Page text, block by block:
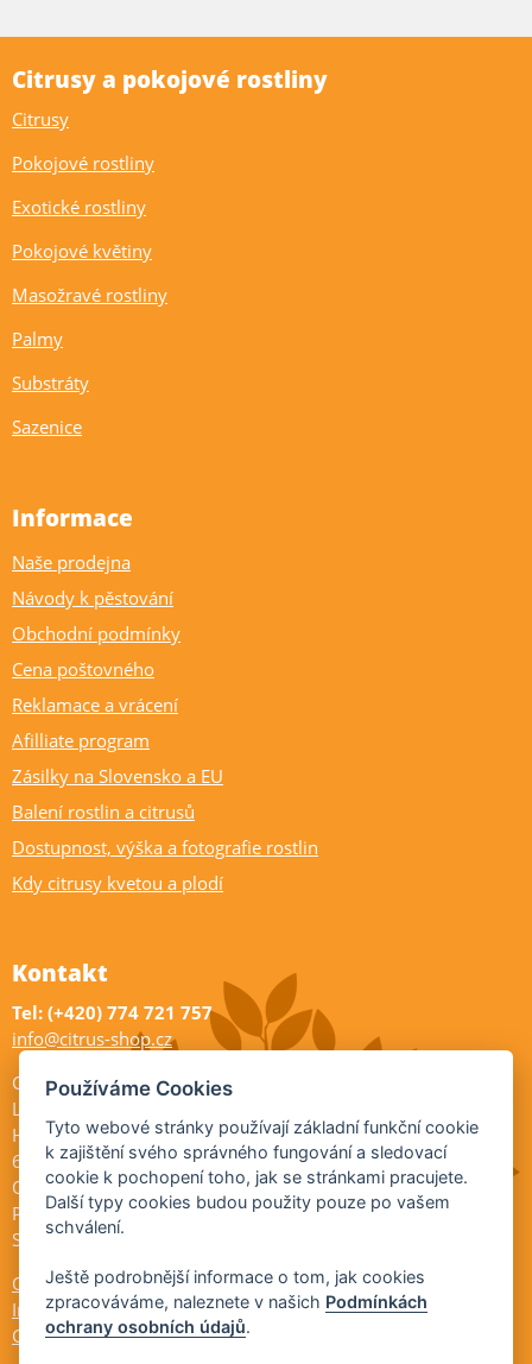
Citrusy a pokojové rostliny
Citrusy
Pokojové rostliny
Exotické rostliny
Pokojové květiny
Masožravé rostliny
Palmy
Substráty
Sazenice
Informace
Naše prodejna
Návody k pěstování
Obchodní podmínky
Cena poštovného
Reklamace a vrácení
Afilliate program
Zásilky na Slovensko a EU
Balení rostlin a citrusů
Dostupnost, výška a fotografie rostlin
Kdy citrusy kvetou a plodí
Kontakt
Tel: (+420) 774 721 757
info@citrus-shop.cz
Citrus shop zahradnictví
Legionářů 2
Hodonín
695 01
Otevřeno:
Po-Pá 9-17
So 9-11:30
Ochrana osobních údajů
Informace ÚKZÚZ
Cookies
Používáme Cookies
Tyto webové stránky používají základní funkční cookie
k zajištění svého správného fungování a sledovací
cookie k pochopení toho, jak se stránkami pracujete.
Další typy cookies budou použity pouze po vašem
schválení.
Ještě podrobnější informace o tom, jak cookies
zpracováváme, naleznete v našich Podmínkách
ochrany osobních údajů.